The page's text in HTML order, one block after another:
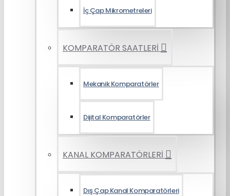
İç Çap Mikrometreleri
KOMPARATÖR SAATLERİ
Mekanik Komparatörler
Dijital Komparatörler
KANAL KOMPARATÖRLERİ
Dış Çap Kanal Komparatörleri